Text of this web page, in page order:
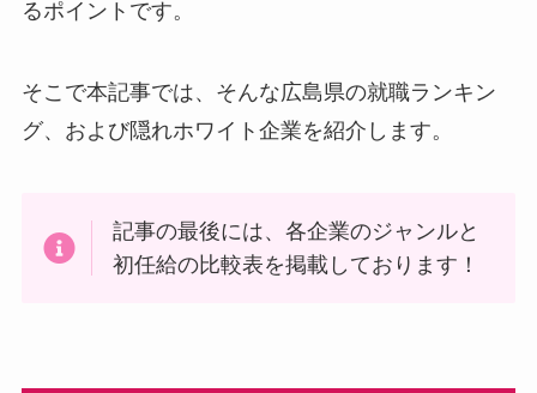
るポイントです。
そこで本記事では、そんな広島県の就職ランキン
グ、および隠れホワイト企業を紹介します。
記事の最後には、各企業のジャンルと
初任給の比較表を掲載しております！